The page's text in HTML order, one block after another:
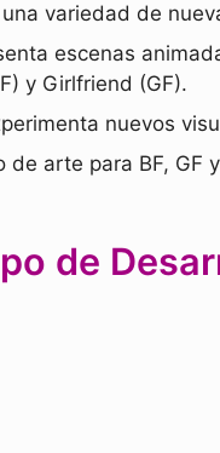
variedad de
escenas
y Girlfriend (GF).
nuevos
de arte para BF,
de